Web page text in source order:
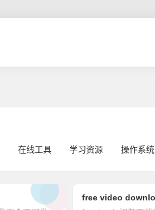
在线工具 学习资源 操作系统